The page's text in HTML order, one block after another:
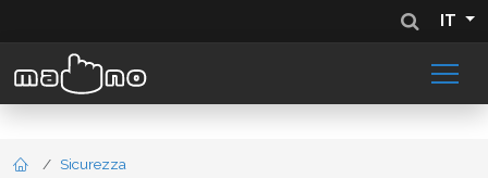
IT
Sicurezza